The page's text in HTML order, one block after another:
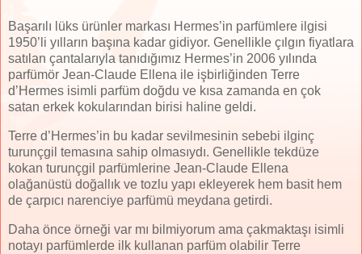
Başarılı lüks ürünler markası Hermes’in parfümlere ilgisi
1950’li yılların başına kadar gidiyor. Genellikle çılgın fiyatlara
satılan çantalarıyla tanıdığımız Hermes’in 2006 yılında
parfümör Jean-Claude Ellena ile işbirliğinden Terre
d’Hermes isimli parfüm doğdu ve kısa zamanda en çok
satan erkek kokularından birisi haline geldi.
Terre d’Hermes’in bu kadar sevilmesinin sebebi ilginç
turunçgil temasına sahip olmasıydı. Genellikle tekdüze
kokan turunçgil parfümlerine Jean-Claude Ellena
olağanüstü doğallık ve tozlu yapı ekleyerek hem basit hem
de çarpıcı narenciye parfümü meydana getirdi.
Daha önce örneği var mı bilmiyorum ama çakmaktaşı isimli
notayı parfümlerde ilk kullanan parfüm olabilir Terre